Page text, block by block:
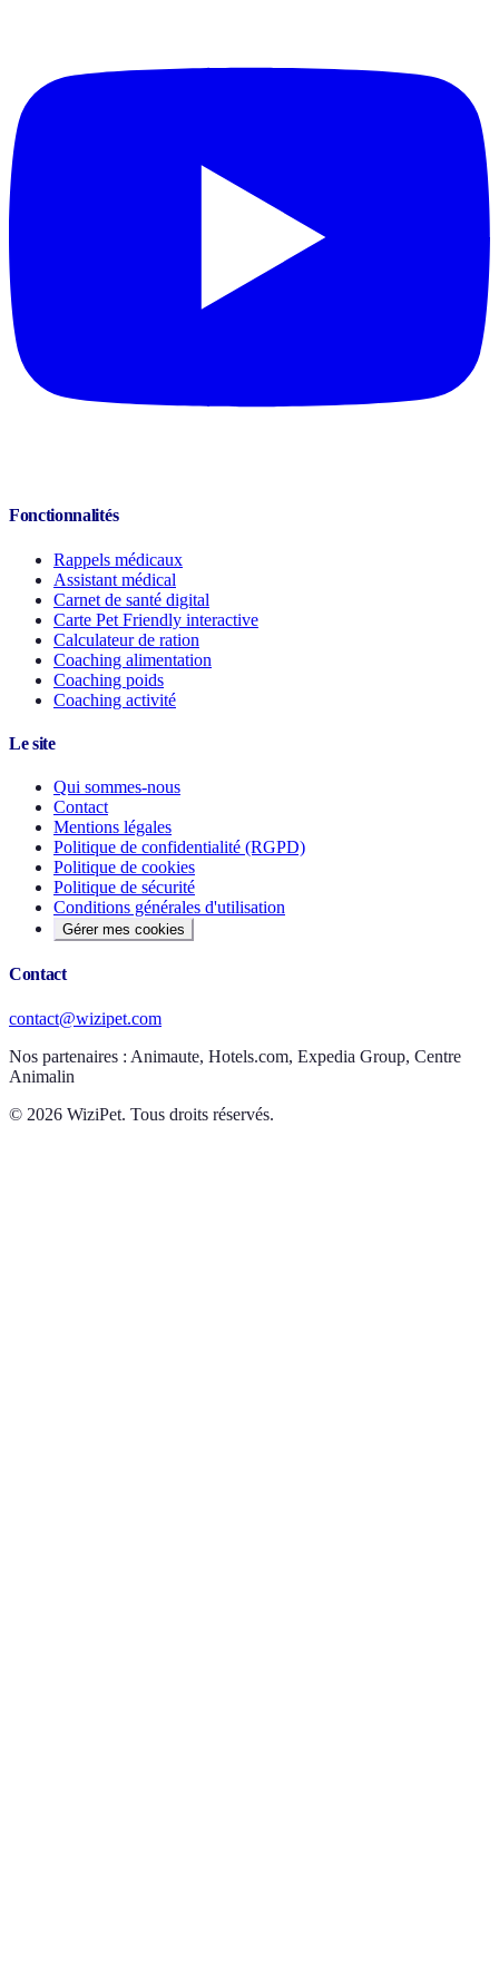
Fonctionnalités
Rappels médicaux
Assistant médical
Carnet de santé digital
Carte Pet Friendly interactive
Calculateur de ration
Coaching alimentation
Coaching poids
Coaching activité
Le site
Qui sommes-nous
Contact
Mentions légales
Politique de confidentialité (RGPD)
Politique de cookies
Politique de sécurité
Conditions générales d'utilisation
Gérer mes cookies
Contact
contact@wizipet.com
Nos partenaires : Animaute, Hotels.com, Expedia Group, Centre
Animalin
© 2026 WiziPet. Tous droits réservés.